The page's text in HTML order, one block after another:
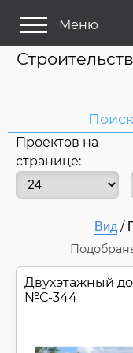
Меню
Я ищу:
Дом
Название
Строитель/
Стиль проекта
Только
Площадь
Проектов на
странице:
Вид /
Двухэтажный
№С-344